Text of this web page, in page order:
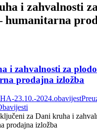
i zahvalnosti
humanitarna
i zahvalnosti za
prodajna izložba
23.10.-2024.obavijest
za Dani kruha i
prodajna izložba